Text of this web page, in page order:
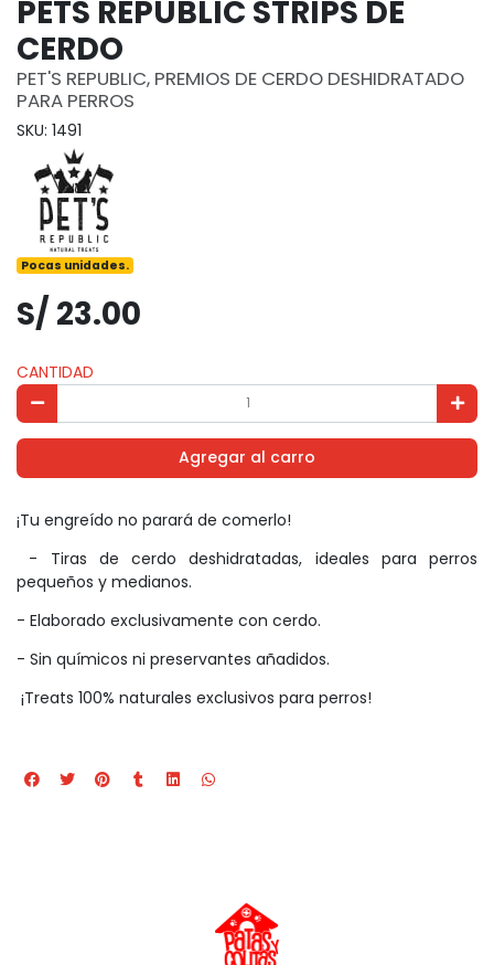
PETS REPUBLIC STRIPS DE
CERDO
PET'S REPUBLIC, PREMIOS DE CERDO DESHIDRATADO
PARA PERROS
SKU: 1491
Pocas unidades.
S/ 23.00
CANTIDAD
Agregar al carro
¡Tu engreído no parará de comerlo!
- Tiras de cerdo deshidratadas, ideales para perros
pequeños y medianos.
- Elaborado exclusivamente con cerdo.
- Sin químicos ni preservantes añadidos.
¡Treats 100% naturales exclusivos para perros!